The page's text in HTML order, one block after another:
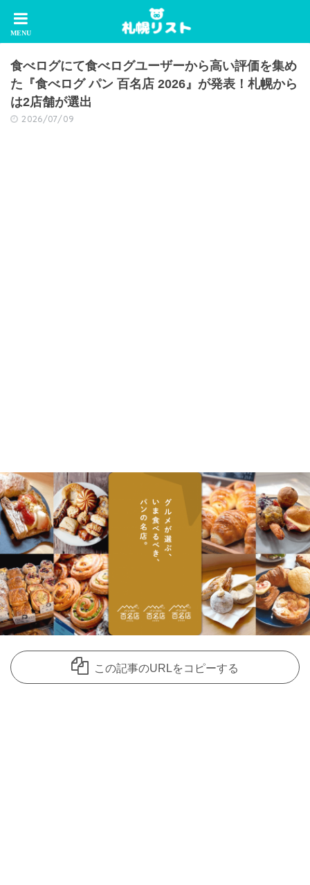
食べログにて食べログユーザーから高い評価を集め
た『食べログ パン 百名店 2026』が発表！札幌から
は2店舗が選出
2026/07/09
この記事のURLをコピーする